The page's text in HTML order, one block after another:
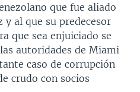
que fue aliado
y al que su predecesor
que sea enjuiciado se
autoridades de Miami
caso de corrupción
crudo con socios